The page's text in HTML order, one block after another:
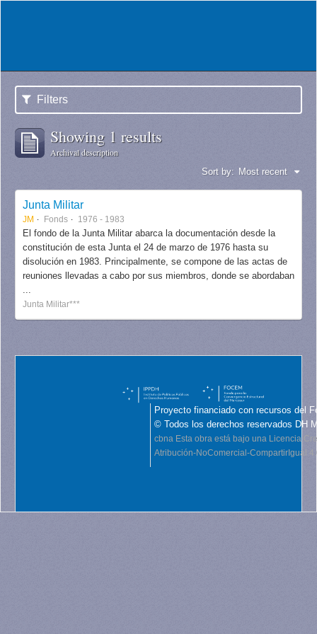
Filters
Showing 1 results
Archival description
Sort by: Most recent
Junta Militar
JM Fonds 1976 - 1983
El fondo de la Junta Militar abarca la documentación desde la
constitución de esta Junta el 24 de marzo de 1976 hasta su
disolución en 1983. Principalmente, se compone de las actas de
reuniones llevadas a cabo por sus miembros, donde se abordaban
...
Junta Militar***
Proyecto financiado con recursos del
© Todos los derechos reservados DH
cbna Esta obra está bajo una Licencia
Atribución-NoComercial-CompartirIgual